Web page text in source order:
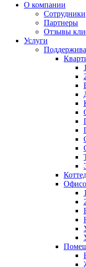
О компании
Сотрудники
Партнеры
Отзывы
Услуги